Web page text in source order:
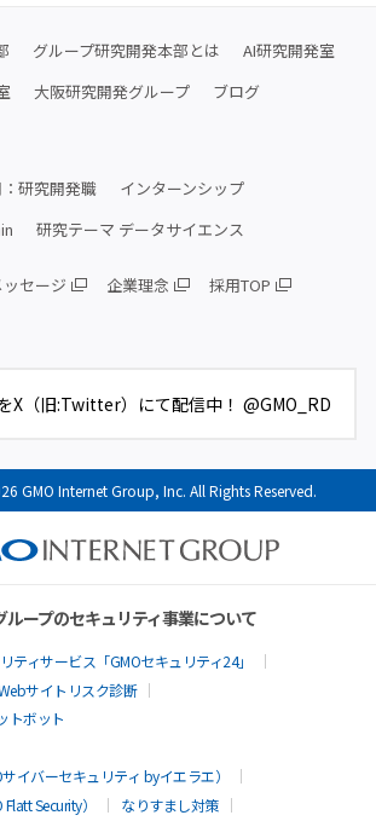
グループ研究開発本部とは
AI研究開発室
大阪研究開発グループ
ブログ
研究開発職
インターンシップ
研究テーマ データサイエンス
セージ 企業理念
採用TOP
X（旧:Twitter）にて配信中！ @GMO_RD
GMO Internet Group, Inc. All Rights Reserved.
ループのセキュリティ事業について
ティサービス「GMOセキュリティ24」
サイトリスク診断
トボット
イバーセキュリティ byイエラエ）
Security）
なりすまし対策